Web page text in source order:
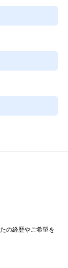
いやすい形で提
受けていま
築
支援
ス
の経歴やご希望を